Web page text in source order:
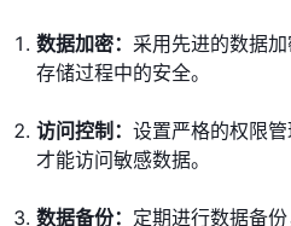
数据加密： 采用先进的数据
存储过程中的安全。
访问控制： 设置严格的权限
才能访问敏感数据。
数据备份： 定期进行数据备份